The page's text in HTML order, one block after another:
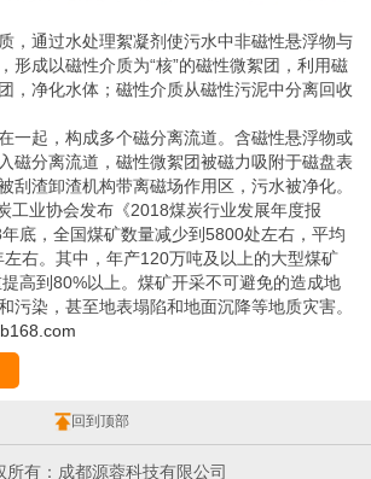
，通过水处理絮凝剂使污水中非磁性悬浮物与
形成以磁性介质为“核”的磁性微絮团，利用磁
，净化水体；磁性介质从磁性污泥中分离回收
一起，构成多个磁分离流道。含磁性悬浮物或
磁分离流道，磁性微絮团被磁力吸附于磁盘表
刮渣卸渣机构带离磁场作用区，污水被净化。
工业协会发布《2018煤炭行业发展年度报
底，全国煤矿数量减少到5800处左右，平均
右。其中，年产120万吨及以上的大型煤矿
高到80%以上。煤矿开采不可避免的造成地
污染，甚至地表塌陷和地面沉降等地质灾害。
回到顶部
所有：成都源蓉科技有限公司